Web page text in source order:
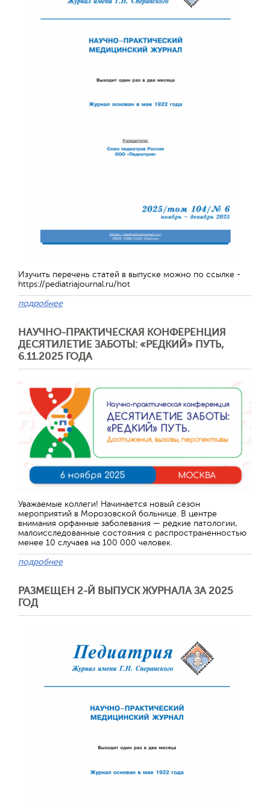
Изучить перечень статей в выпуске можно по ссылке -
https://pediatriajournal.ru/hot
подробнее
НАУЧНО-ПРАКТИЧЕСКАЯ КОНФЕРЕНЦИЯ
ДЕСЯТИЛЕТИЕ ЗАБОТЫ: «РЕДКИЙ» ПУТЬ,
6.11.2025 ГОДА
Уважаемые коллеги! Начинается новый сезон
мероприятий в Морозовской больнице. В центре
внимания орфанные заболевания — редкие патологии,
малоисследованные состояния с распространенностью
менее 10 случаев на 100 000 человек.
подробнее
РАЗМЕЩЕН 2-Й ВЫПУСК ЖУРНАЛА ЗА 2025
ГОД